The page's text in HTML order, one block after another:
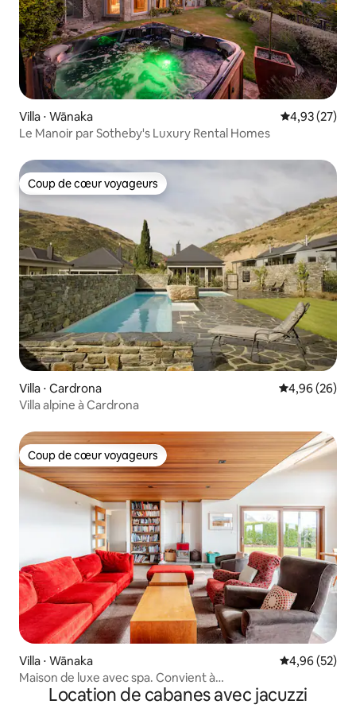
Villa ⋅ Wānaka Évaluation
4,93 (27)
Le Manoir par Sotheby's Luxury Rental Homes
Coup de cœur voyageurs
Coup de cœur voyageurs
Villa ⋅ Cardrona Évaluation
4,96 (26)
Villa alpine à Cardrona
Coup de cœur voyageurs
Coup de cœur voyageurs
Villa ⋅ Wānaka Évaluation
4,96 (52)
Maison de luxe avec spa. Convient à
2 familles/10 personnes
Location de cabanes avec jacuzzi